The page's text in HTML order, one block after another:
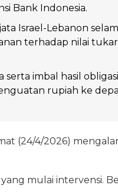
Bank Indonesia.
Israel-Lebanon
terhadap nilai
imbal hasil
rupiah ke
(24/4/2026)
mulai intervensi.